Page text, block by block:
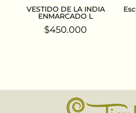
VESTIDO DE LA INDIA
ENMARCADO L
$450.000